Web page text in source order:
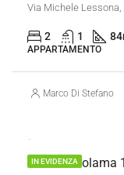
Via Michele Lessona,
2 1 84
APPARTAMENTO
Marco Di Stefano
IN EVIDENZA
Bilocale Bolama